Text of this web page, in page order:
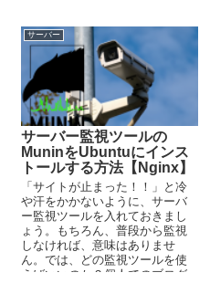
サーバー
サーバー監視ツールの
MuninをUbuntuにインス
トールする方法【Nginx】
「サイトが止まった！！」と冷
や汗をかかないように、サーバ
ー監視ツールを入れておきまし
ょう。もちろん、普段から監視
しなければ、意味はありませ
ん。では、どの監視ツールを使
えばいいのか？個人でのブログ